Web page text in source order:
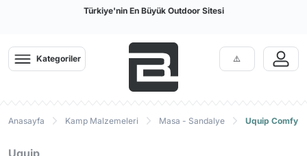
Türkiye'nin En Büyük Outdoor Sitesi
Kategoriler
Anasayfa Kamp Malzemeleri Masa - Sandalye Uquip Comfy
Uquip